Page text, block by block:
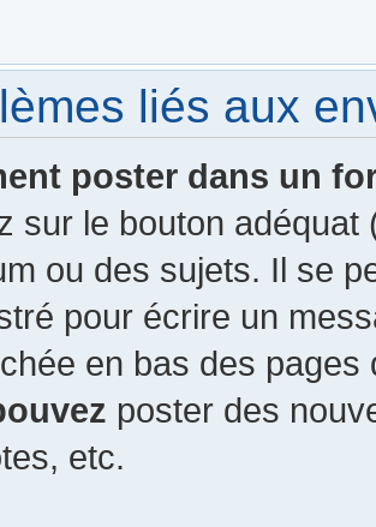
liés aux
poster dans un
sur le bouton
ou des sujets. Il se
pour écrire un
en bas des
poster des
etc.